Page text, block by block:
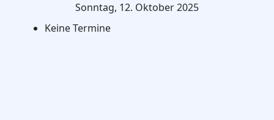
Sonntag, 12. Oktober 2025
Keine Termine